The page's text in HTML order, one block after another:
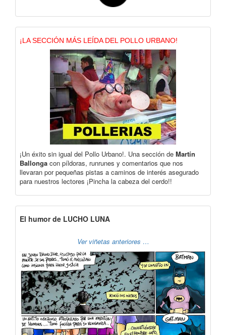
¡LA SECCIÓN MÁS LEÍDA DEL POLLO URBANO!
¡Un éxito sin igual del Pollo Urbano!. Una sección de Martín
Ballonga con píldoras, runrunes y comentarios que nos
llevaran por pequeñas pistas a caminos de interés asegurado
para nuestros lectores ¡Pincha la cabeza del cerdo!!
El humor de LUCHO LUNA
Ver viñetas anteriores …